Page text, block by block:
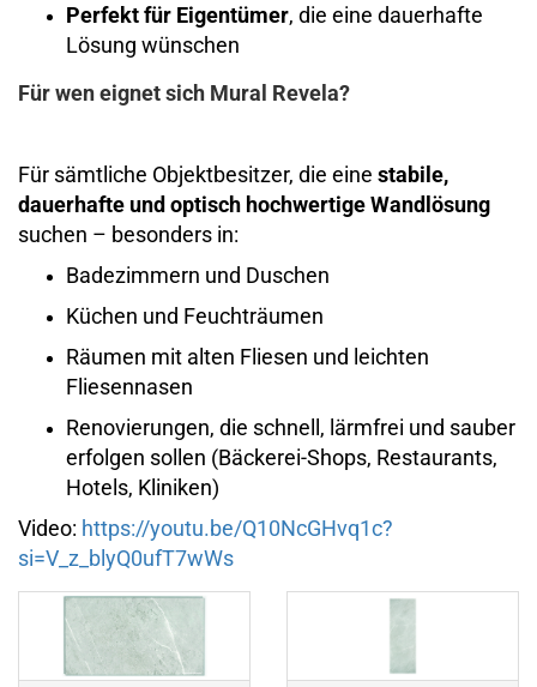
Perfekt für Eigentümer, die eine dauerhafte
Lösung wünschen
Für wen eignet sich Mural Revela?
Für sämtliche Objektbesitzer, die eine stabile,
dauerhafte und optisch hochwertige Wandlösung
suchen – besonders in:
Badezimmern und Duschen
Küchen und Feuchträumen
Räumen mit alten Fliesen und leichten
Fliesennasen
Renovierungen, die schnell, lärmfrei und sauber
erfolgen sollen (Bäckerei-Shops, Restaurants,
Hotels, Kliniken)
Video: https://youtu.be/Q10NcGHvq1c?
si=V_z_blyQ0ufT7wWs